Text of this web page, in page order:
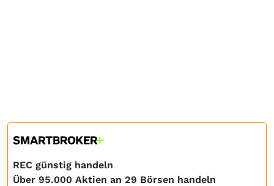
REC günstig handeln
Über 95.000 Aktien an 29 Börsen handeln